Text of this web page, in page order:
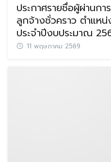
ประกาศรายชื่อผู้ผ่านก
ลูกจ้างชั่วคราว ตำแห
ประจำปีงบประมาณ
11 พฤษภาคม 2569